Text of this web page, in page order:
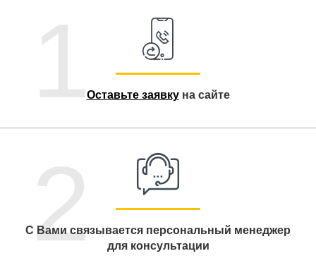
1
Оставьте заявкуна сайте
2
С Вами связывается персональный менеджер
для консультации